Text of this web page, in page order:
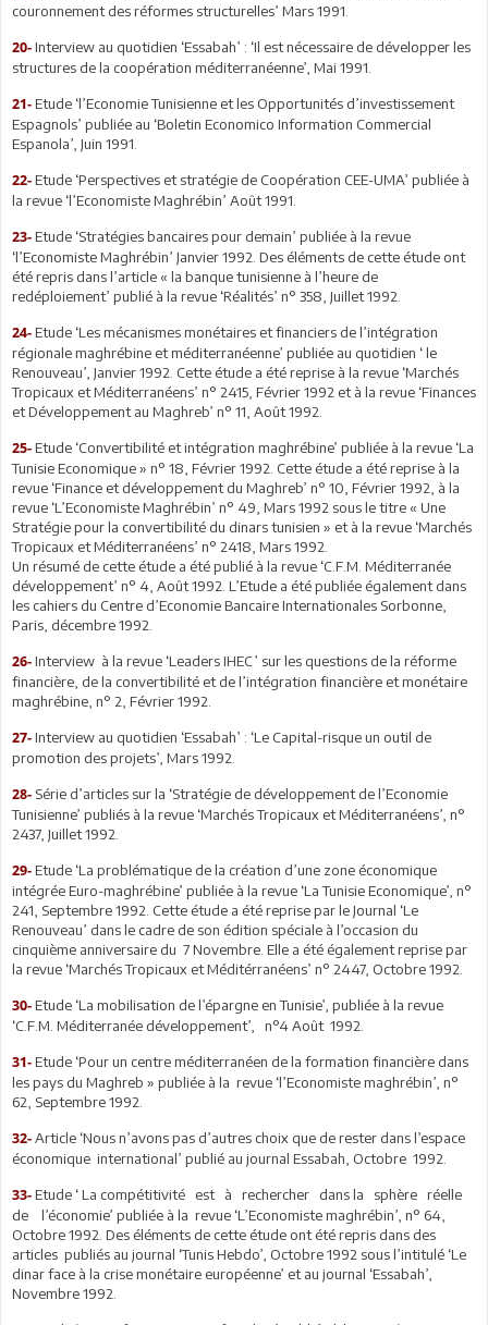
couronnement des réformes structurelles’ Mars 1991.
20- Interview au quotidien ‘Essabah’ : ‘Il est nécessaire de développer les
structures de la coopération méditerranéenne’, Mai 1991.
21- Etude ‘l’Economie Tunisienne et les Opportunités d’investissement
Espagnols’ publiée au ‘Boletin Economico Information Commercial
Espanola’, Juin 1991.
22- Etude ‘Perspectives et stratégie de Coopération CEE-UMA’ publiée à
la revue ‘l’Economiste Maghrébin’ Août 1991.
23- Etude ‘Stratégies bancaires pour demain’ publiée à la revue
‘l’Economiste Maghrébin’ Janvier 1992. Des éléments de cette étude ont
été repris dans l’article « la banque tunisienne à l’heure de
redéploiement’ publié à la revue ‘Réalités’ n° 358, Juillet 1992.
24- Etude ‘Les mécanismes monétaires et financiers de l’intégration
régionale maghrébine et méditerranéenne’ publiée au quotidien ‘ le
Renouveau’, Janvier 1992. Cette étude a été reprise à la revue ‘Marchés
Tropicaux et Méditerranéens’ n° 2415, Février 1992 et à la revue ‘Finances
et Développement au Maghreb’ n° 11, Août 1992.
25- Etude ‘Convertibilité et intégration maghrébine’ publiée à la revue ‘La
Tunisie Economique » n° 18, Février 1992. Cette étude a été reprise à la
revue ‘Finance et développement du Maghreb’ n° 10, Février 1992, à la
revue ‘L’Economiste Maghrébin’ n° 49, Mars 1992 sous le titre « Une
Stratégie pour la convertibilité du dinars tunisien » et à la revue ‘Marchés
Tropicaux et Méditerranéens’ n° 2418, Mars 1992.
Un résumé de cette étude a été publié à la revue ‘C.F.M. Méditerranée
développement’ n° 4, Août 1992. L’Etude a été publiée également dans
les cahiers du Centre d’Economie Bancaire Internationales Sorbonne,
Paris, décembre 1992.
26- Interview à la revue ‘Leaders IHEC’ sur les questions de la réforme
financière, de la convertibilité et de l’intégration financière et monétaire
maghrébine, n° 2, Février 1992.
27- Interview au quotidien ‘Essabah’ : ‘Le Capital-risque un outil de
promotion des projets’, Mars 1992.
28- Série d’articles sur la ‘Stratégie de développement de l’Economie
Tunisienne’ publiés à la revue ‘Marchés Tropicaux et Méditerranéens’, n°
2437, Juillet 1992.
29- Etude ‘La problématique de la création d’une zone économique
intégrée Euro-maghrébine’ publiée à la revue ‘La Tunisie Economique’, n°
241, Septembre 1992. Cette étude a été reprise par le Journal ‘Le
Renouveau’ dans le cadre de son édition spéciale à l’occasion du
cinquième anniversaire du 7 Novembre. Elle a été également reprise par
la revue ‘Marchés Tropicaux et Méditérranéens’ n° 2447, Octobre 1992.
30- Etude ‘La mobilisation de l’épargne en Tunisie’, publiée à la revue
‘C.F.M. Méditerranée développement’, n°4 Août 1992.
31- Etude ‘Pour un centre méditerranéen de la formation financière dans
les pays du Maghreb » publiée à la revue ‘l’Economiste maghrébin’, n°
62, Septembre 1992.
32- Article ‘Nous n’avons pas d’autres choix que de rester dans l’espace
économique international’ publié au journal Essabah, Octobre 1992.
33- Etude ‘ La compétitivité est à rechercher dans la sphère réelle
de l’économie’ publiée à la revue ‘L’Economiste maghrébin’, n° 64,
Octobre 1992. Des éléments de cette étude ont été repris dans des
articles publiés au journal ‘Tunis Hebdo’, Octobre 1992 sous l’intitulé ‘Le
dinar face à la crise monétaire européenne’ et au journal ‘Essabah’,
Novembre 1992.